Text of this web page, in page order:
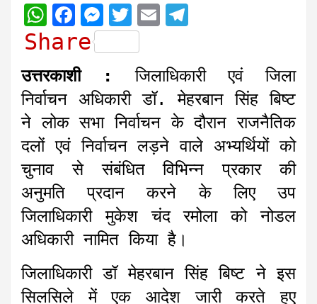
W
h
t
s
A
p
p
F
a
c
e
b
o
o
k
M
e
s
s
e
n
g
e
r
T
w
i
t
t
e
r
E
a
i
l
l
e
g
r
a
m
Share
उत्तरकाशी :
जिलाधिकारी एवं जिला
निर्वाचन अधिकारी डॉ. मेहरबान सिंह बिष्ट
ने लोक सभा निर्वाचन के दौरान राजनैतिक
दलों एवं निर्वाचन लड़ने वाले अभ्यर्थियों को
चुनाव से संबंधित विभिन्न प्रकार की
अनुमति प्रदान करने के लिए उप
जिलाधिकारी मुकेश चंद रमोला को नोडल
अधिकारी नामित किया है।
जिलाधिकारी डॉ मेहरबान सिंह बिष्ट ने इस
सिलसिले में एक आदेश जारी करते हुए